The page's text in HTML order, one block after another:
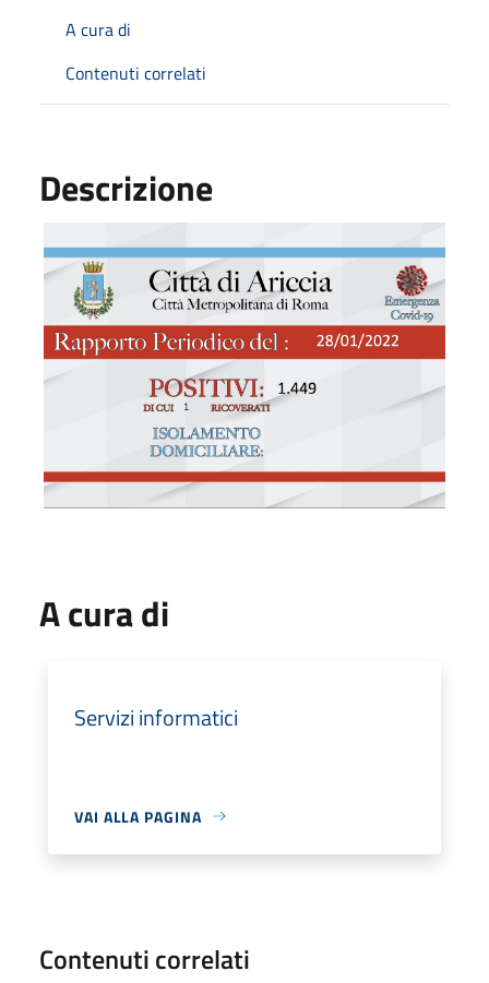
A cura di
Contenuti correlati
Descrizione
A cura di
Servizi informatici
VAI ALLA PAGINA
Contenuti correlati